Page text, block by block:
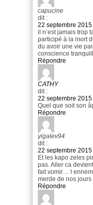
capucine
dit :
22 septembre
il n’est jamais trop
participé à la mort
du avoir une vie
conscience
Répondre
CATHY
dit :
22 septembre
Quel que soit son
Répondre
yigalev94
dit :
22 septembre
Et les kapo zeles
pas. Aller ca
fait vomir… l
merde de nos
Répondre